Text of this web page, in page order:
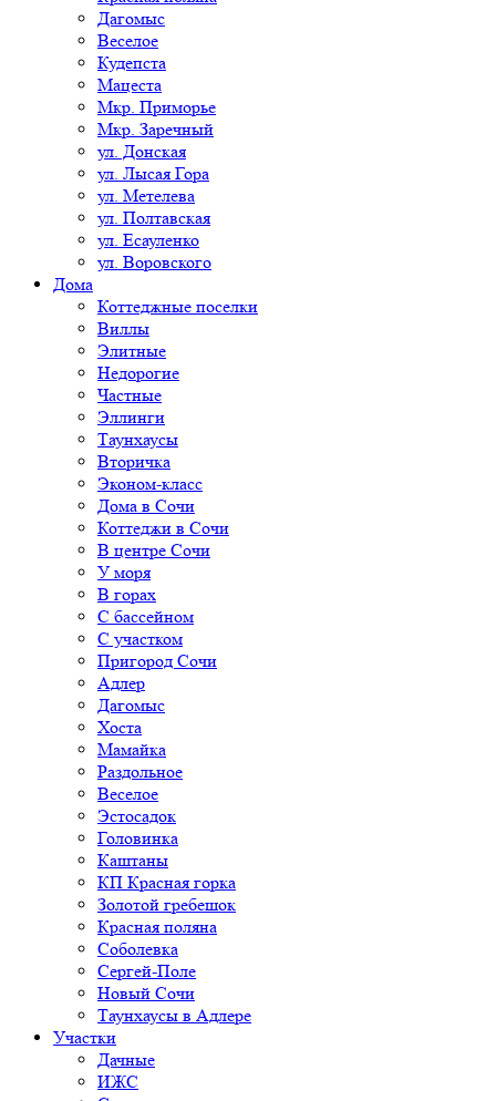
Дагомыс
Веселое
Кудепста
Мацеста
Мкр. Приморье
Мкр. Заречный
ул. Донская
ул. Лысая Гора
ул. Метелева
ул. Полтавская
ул. Есауленко
ул. Воровского
Дома
Коттеджные поселки
Виллы
Элитные
Недорогие
Частные
Эллинги
Таунхаусы
Вторичка
Эконом-класс
Дома в Сочи
Коттеджи в Сочи
В центре Сочи
У моря
В горах
С бассейном
С участком
Пригород Сочи
Адлер
Дагомыс
Хоста
Мамайка
Раздольное
Веселое
Эстосадок
Головинка
Каштаны
КП Красная горка
Золотой гребешок
Красная поляна
Соболевка
Сергей-Поле
Новый Сочи
Таунхаусы в Адлере
Участки
Дачные
ИЖС